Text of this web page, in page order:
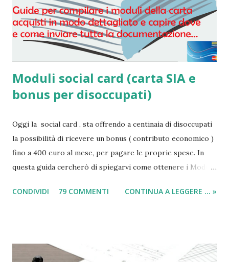
Moduli social card (carta SIA e
bonus per disoccupati)
Oggi la social card , sta offrendo a centinaia di disoccupati
la possibilità di ricevere un bonus ( contributo economico )
fino a 400 euro al mese, per pagare le proprie spese. In
questa guida cercherò di spiegarvi come ottenere i Moduli
(per il sussidio di 400 euro al mese per nucleo familiare),
con più di 65 anni d'età e minori fino a 3 anni di età. Infatti
CONDIVIDI 79 COMMENTI CONTINUA A LEGGERE ... »